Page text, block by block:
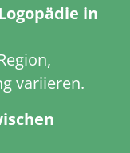
in
variieren.